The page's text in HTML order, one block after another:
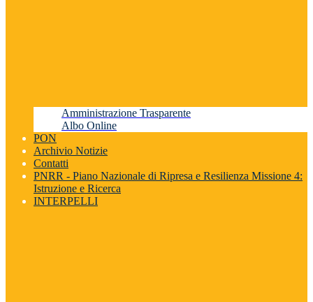
Amministrazione Trasparente
Albo Online
PON
Archivio Notizie
Contatti
PNRR - Piano Nazionale di Ripresa e Resilienza Missione 4:
Istruzione e Ricerca
INTERPELLI